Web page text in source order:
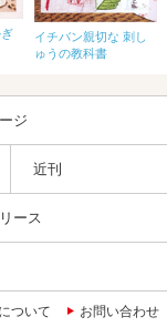
イチバン親切な 刺し
ゅうの教科書
ジ
近刊
ース
ついて お問い合わせ